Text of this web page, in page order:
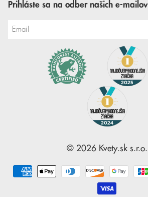
Prihláste sa na odber našich e-mailov
© 2026 Kvety.sks.r.o.